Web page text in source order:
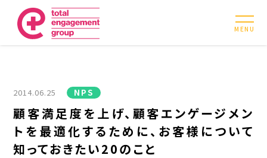
MENU
2014.06.25 NPS
顧客満足度を上げ、顧客エンゲージメン
トを最適化するために、お客様について
知っておきたい20のこと